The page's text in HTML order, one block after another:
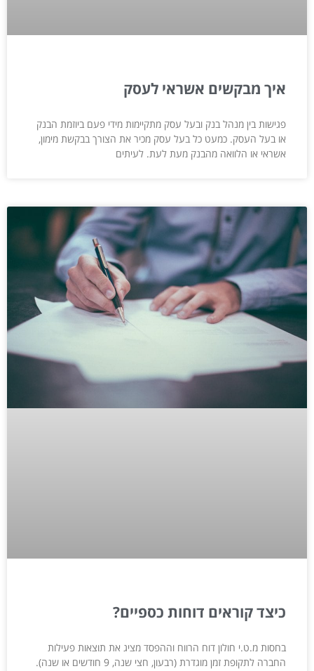
איך מבקשים אשראי לעסק
פגישות בין מנהל בנק ובעל עסק מתקיימות מידי פעם ביוזמת הבנק
או בעל העסק. כמעט כל בעל עסק מכיר את הצורך בבקשת מימון,
אשראי או הלוואה מהבנק מעת לעת. לעיתים
כיצד קוראים דוחות כספיים?
בחסות מ.ט.י חולון דוח הרווח וההפסד מציג את תוצאות פעילות
החברה לתקופת זמן מוגדרת (רבעון, חצי שנה, 9 חודשים או שנה).